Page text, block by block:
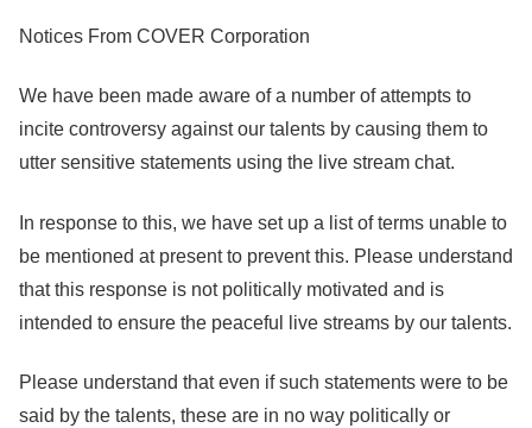
Notices From COVER Corporation
We have been made aware of a number of attempts to
incite controversy against our talents by causing them to
utter sensitive statements using the live stream chat.
In response to this, we have set up a list of terms unable to
be mentioned at present to prevent this. Please understand
that this response is not politically motivated and is
intended to ensure the peaceful live streams by our talents.
Please understand that even if such statements were to be
said by the talents, these are in no way politically or